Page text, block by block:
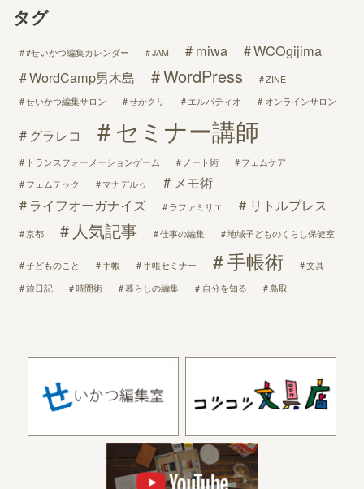
タグ
#せいかつ編集カレンダー JAM miwa
WCOgijima
WordCamp男木島
WordPress
ZINE
せいかつ編集サロン
せかクリ エルパティオ オンラインサロン
グラレコ セミナー講師
トランスフォーメーションゲーム ノート術
フェムケア
フェムテック
マナデルゥ
メモ術
ライフオーガナイズ
ラファミリエ リトルプレス
京都 人気記事 仕事の編集 地域子どものくらし保健室
子どものこと 手帳 手帳セミナー 手帳術
文具
旅日記
時間術 暮らしの編集 自分を知る 鳥取